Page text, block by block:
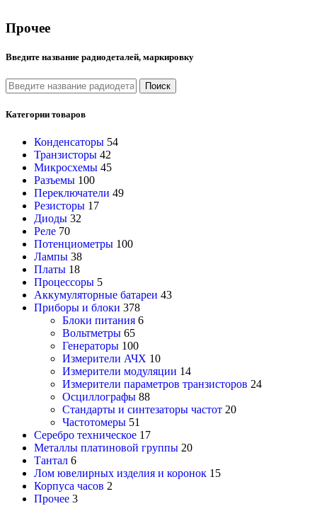
Прочее
Введите название радиодеталей, маркировку
Поиск
Категории товаров
Конденсаторы 54
Транзисторы 42
Микросхемы 45
Разъемы 100
Переключатели 49
Резисторы 17
Диоды 32
Реле 70
Потенциометры 100
Лампы 38
Платы 18
Процессоры 5
Аккумуляторные батареи 43
Приборы и блоки 378
Блоки питания 6
Вольтметры 65
Генераторы 100
Измерители АЧХ 10
Измерители модуляции 14
Измерители параметров транзисторов 24
Осциллографы 88
Стандарты и синтезаторы частот 20
Частотомеры 51
Серебро техническое 17
Металлы платиновой группы 20
Тантал 6
Лом ювелирных изделия и коронок 15
Корпуса часов 2
Прочее 3